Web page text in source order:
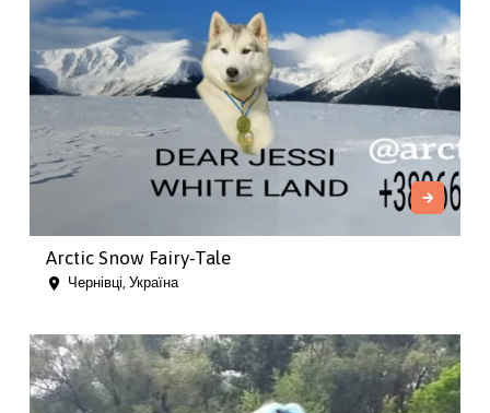
Arctic Snow Fairy-Tale
Чернівці, Україна